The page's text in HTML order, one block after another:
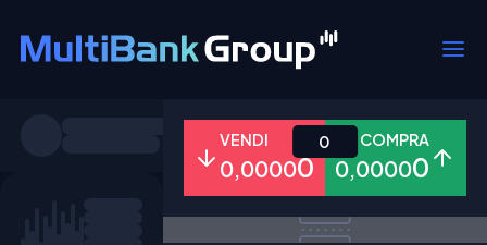
Tutti Forex Metalli Azioni
VENDI
0,00000
COMPRA
0,00000
0